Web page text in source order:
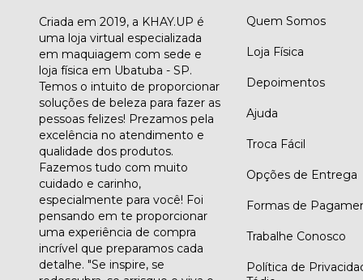
Criada em 2019, a KHAY.UP é
uma loja virtual especializada
em maquiagem com sede e
loja física em Ubatuba - SP.
Temos o intuito de proporcionar
soluções de beleza para fazer as
pessoas felizes! Prezamos pela
excelência no atendimento e
qualidade dos produtos.
Fazemos tudo com muito
cuidado e carinho,
especialmente para você! Foi
pensando em te proporcionar
uma experiência de compra
incrível que preparamos cada
detalhe. "Se inspire, se
Quem Somos
Loja Física
Depoimentos
Ajuda
Troca Fácil
Opções de Entrega
Formas de
Trabalhe Conosco
Política de